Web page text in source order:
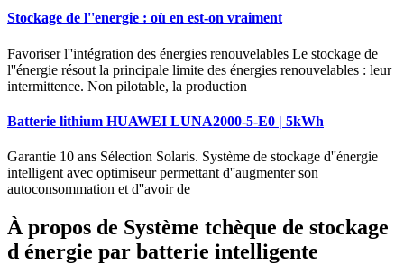
Stockage de l''energie : où en est-on vraiment
Favoriser l''intégration des énergies renouvelables Le stockage de
l''énergie résout la principale limite des énergies renouvelables : leur
intermittence. Non pilotable, la production
Batterie lithium HUAWEI LUNA2000-5-E0 | 5kWh
Garantie 10 ans Sélection Solaris. Système de stockage d''énergie
intelligent avec optimiseur permettant d''augmenter son
autoconsommation et d''avoir de
À propos de Système tchèque de stockage
d énergie par batterie intelligente